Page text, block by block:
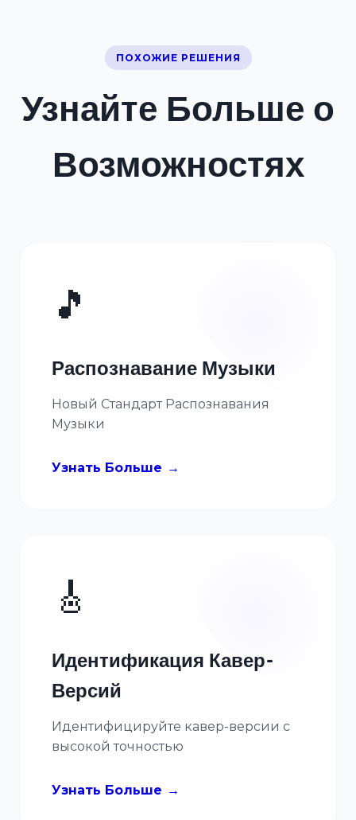
ПОХОЖИЕ РЕШЕНИЯ
Узнайте Больше о
Возможностях
🎵
Распознавание Музыки
Новый Стандарт Распознавания
Музыки
Узнать Больше
🎸
Идентификация Кавер-
Версий
Идентифицируйте кавер-версии с
высокой точностью
Узнать Больше